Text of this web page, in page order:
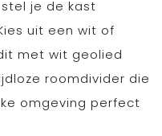
je de kast
uit een wit of
met wit geolied
roomdivider die
omgeving perfect